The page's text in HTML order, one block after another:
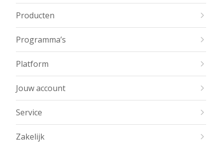
Producten
Programma’s
Platform
Jouw account
Service
Zakelijk